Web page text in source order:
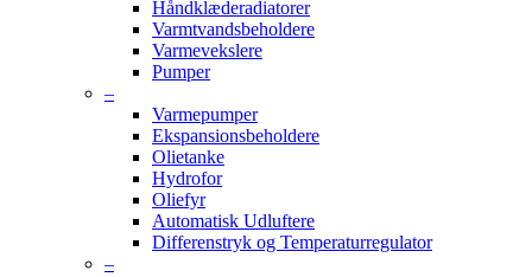
Håndklæderadiatorer
Varmtvandsbeholdere
Varmevekslere
Pumper
–
Varmepumper
Ekspansionsbeholdere
Olietanke
Hydrofor
Oliefyr
Automatisk Udluftere
Differenstryk og Temperaturregulator
–